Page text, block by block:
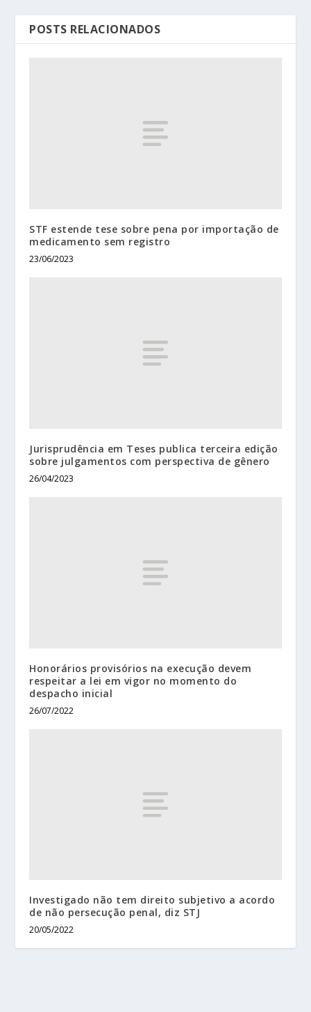
POSTS RELACIONADOS
STF estende tese sobre pena por importação de
medicamento sem registro
23/06/2023
Jurisprudência em Teses publica terceira edição
sobre julgamentos com perspectiva de gênero
26/04/2023
Honorários provisórios na execução devem
respeitar a lei em vigor no momento do
despacho inicial
26/07/2022
Investigado não tem direito subjetivo a acordo
de não persecução penal, diz STJ
20/05/2022